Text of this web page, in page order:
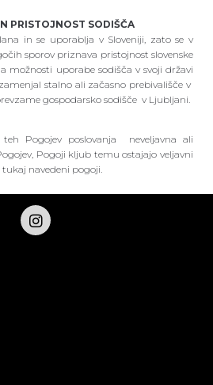
PRISTOJNOST SODIŠČA
in se uporablja v Sloveniji, zato se v
sporov priznava pristojnost slovenske
možnosti uporabe sodišča v svoji državi
stalno ali začasno prebivališče v
gospodarsko sodišče v Ljubljani.
Pogojev poslovanja neveljavna ali
Pogoji kljub temu ostajajo veljavni
tukaj navedeni pogoji.